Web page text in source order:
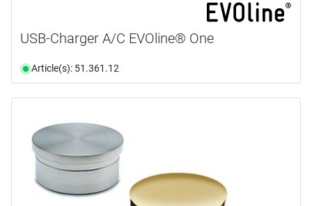
USB-Charger A/C EVOline® One
Article(s): 51.361.12